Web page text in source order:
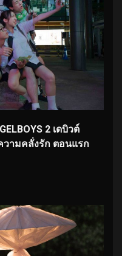
2 เดบิวต์
วามคลั่งรัก ตอนแรก